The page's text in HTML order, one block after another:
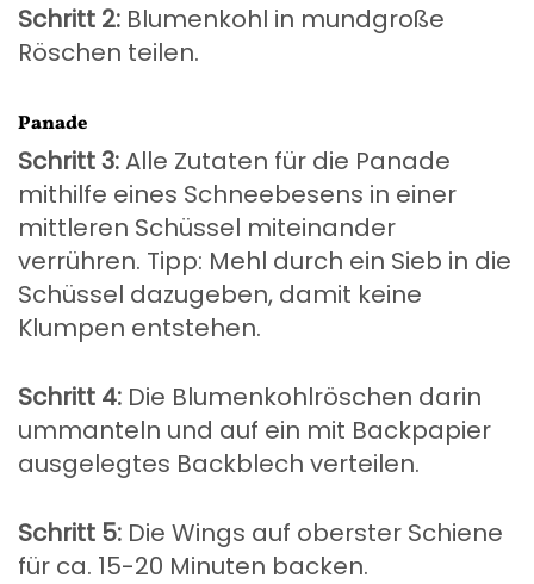
Schritt 2: Blumenkohl in mundgroße
Röschen teilen.
Panade
Schritt 3:Alle Zutaten für die Panade
mithilfe eines Schneebesens in einer
mittleren Schüssel miteinander
verrühren. Tipp: Mehl durch ein Sieb in die
Schüssel dazugeben, damit keine
Klumpen entstehen.
Schritt 4: Die Blumenkohlröschen darin
ummanteln und auf ein mit Backpapier
ausgelegtes Backblech verteilen.
Schritt 5: Die Wings auf oberster Schiene
für ca. 15-20 Minuten backen.